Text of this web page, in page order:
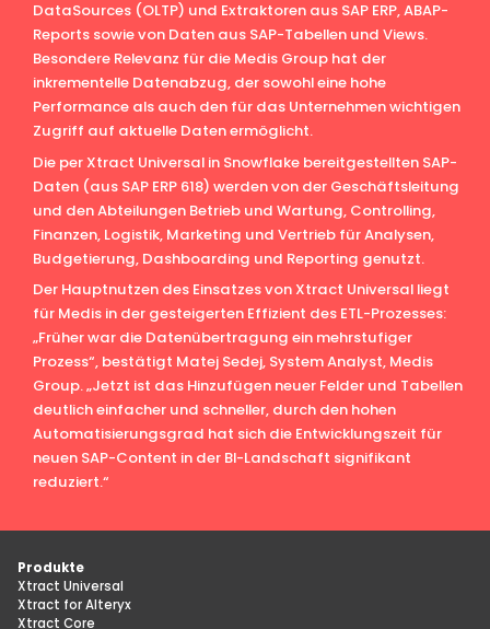
DataSources (OLTP) und Extraktoren aus SAP ERP, ABAP-
Reports sowie von Daten aus SAP-Tabellen und Views.
Besondere Relevanz für die Medis Group hat der
inkrementelle Datenabzug, der sowohl eine hohe
Performance als auch den für das Unternehmen wichtigen
Zugriff auf aktuelle Daten ermöglicht.
Die per Xtract Universal in Snowflake bereitgestellten SAP-
Daten (aus SAP ERP 618) werden von der Geschäftsleitung
und den Abteilungen Betrieb und Wartung, Controlling,
Finanzen, Logistik, Marketing und Vertrieb für Analysen,
Budgetierung, Dashboarding und Reporting genutzt.
Der Hauptnutzen des Einsatzes von Xtract Universal liegt
für Medis in der gesteigerten Effizient des ETL-Prozesses:
„Früher war die Datenübertragung ein mehrstufiger
Prozess“, bestätigt Matej Sedej, System Analyst, Medis
Group. „Jetzt ist das Hinzufügen neuer Felder und Tabellen
deutlich einfacher und schneller, durch den hohen
Automatisierungsgrad hat sich die Entwicklungszeit für
neuen SAP-Content in der BI-Landschaft signifikant
reduziert.“
Produkte
Xtract Universal
Xtract for Alteryx
Xtract Core